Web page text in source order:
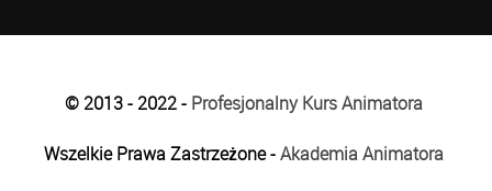
© 2013 - 2022 - Profesjonalny Kurs Animatora
Wszelkie Prawa Zastrzeżone -Akademia Animatora